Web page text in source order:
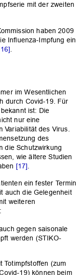
mit der zweiten
haben 2009
Influenza-Impfung ein
.
im Wesentlichen
durch Covid-19. Für
ist: Die
nur eine
Variabilität des Virus.
des
die Schutzwirkung
wie ältere Studien
[17].
ein fester Termin
auch die Gelegenheit
weiteren
gegen saisonale
werden (STIKO-
Totimpfstoffen (zum
19) können beim